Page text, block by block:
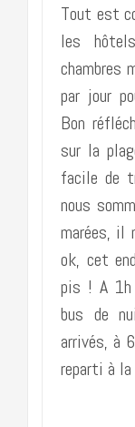
Tout est
les
chambres
par jour
Bon
sur la
facile de
nous
marées, il
ok, cet
pis ! A 1h
bus de
arrivés, à
reparti à